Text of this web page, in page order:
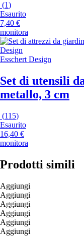
(1)
Esaurito
7,40 €
monitora
Esschert Design
Set di utensili
metallo, 3 cm
(115)
Esaurito
16,40 €
monitora
Prodotti simili
Aggiungi
Aggiungi
Aggiungi
Aggiungi
Aggiungi
Aggiungi